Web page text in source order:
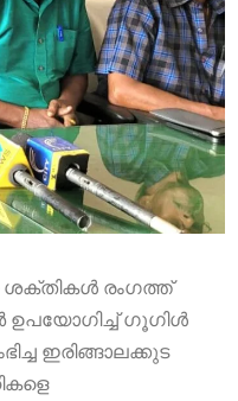
രംഗത്ത്
ഉപയോഗിച്ച് ഗൂഗിൾ
ഇരിങ്ങാലക്കുട